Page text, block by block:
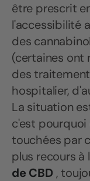
être prescrit
l'accessibilité
des
(certaines ont
des
hospitalier,
La situation
c'est pourquoi
touchées par
plus recours
de CBD ,